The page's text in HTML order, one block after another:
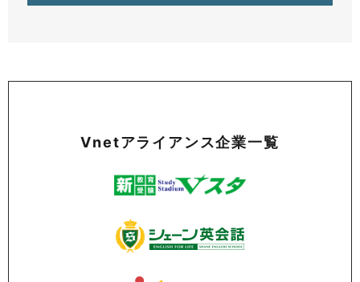
Vnetアライアンス企業一覧